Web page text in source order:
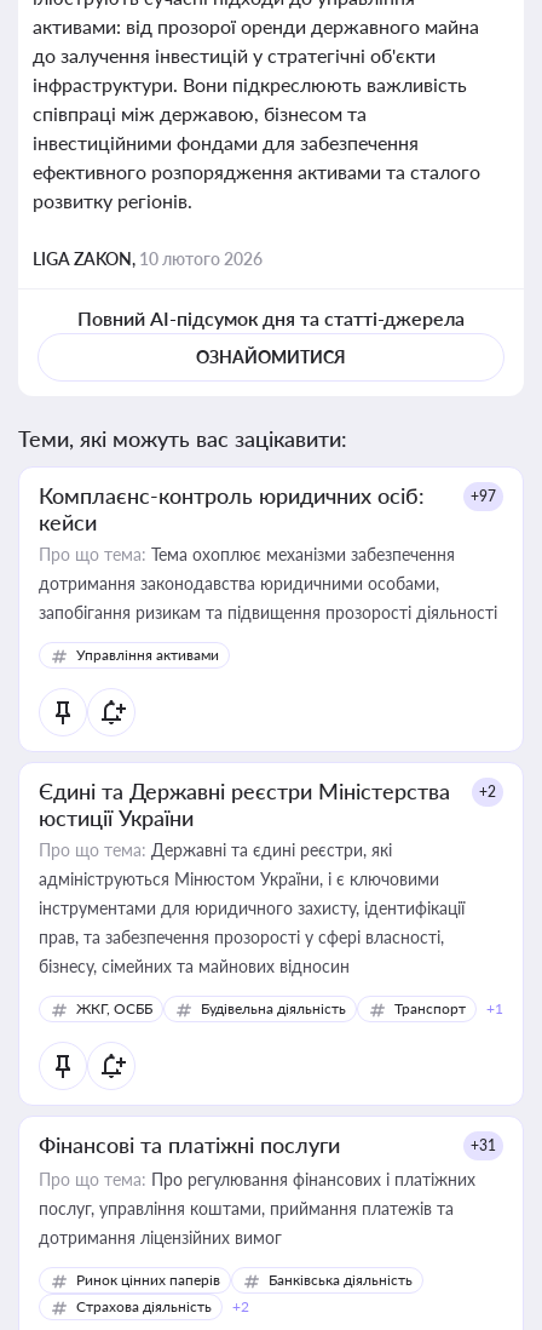
активами: від прозорої оренди державного майна
до залучення інвестицій у стратегічні об'єкти
інфраструктури. Вони підкреслюють важливість
співпраці між державою, бізнесом та
інвестиційними фондами для забезпечення
ефективного розпорядження активами та сталого
розвитку регіонів.
LIGA ZAKON, 10 лютого 2026
Повний AI-підсумок дня та статті-джерела
ОЗНАЙОМИТИСЯ
Теми, які можуть вас зацікавити:
Комплаєнс-контроль юридичних осіб:
кейси
+97
Про що тема: Тема охоплює механізми забезпечення
дотримання законодавства юридичними особами,
запобігання ризикам та підвищення прозорості діяльності
Управління активами
Єдині та Державні реєстри Міністерства
юстиції України
+2
Про що тема: Державні та єдині реєстри, які
адмініструються Мінюстом України, і є ключовими
інструментами для юридичного захисту, ідентифікації
прав, та забезпечення прозорості у сфері власності,
бізнесу, сімейних та майнових відносин
ЖКГ, ОСББ Будівельна діяльність Транспорт +1
Фінансові та платіжні послуги +31
Про що тема: Про регулювання фінансових і платіжних
послуг, управління коштами, приймання платежів та
дотримання ліцензійних вимог
Ринок цінних паперів
Банківська діяльність
Страхова діяльність
+2